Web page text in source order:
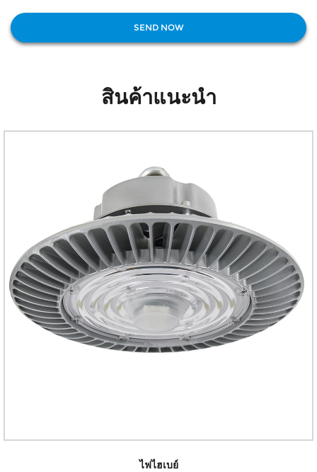
สินค้าแนะนำ